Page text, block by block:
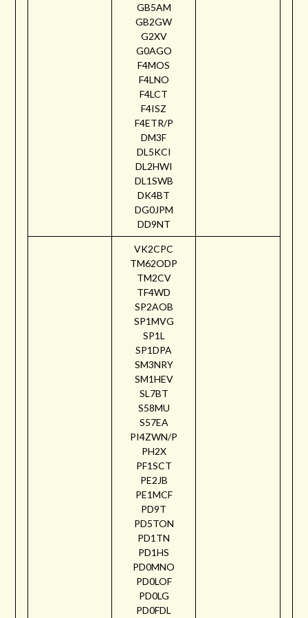
GB5AM
GB2GW
G2XV
G0AGO
F4MOS
F4LNO
F4LCT
F4ISZ
F4ETR/P
DM3F
DL5KCI
DL2HWI
DL1SWB
DK4BT
DG0JPM
DD9NT
VK2CPC
TM62ODP
TM2CV
TF4WD
SP2AOB
SP1MVG
SP1L
SP1DPA
SM3NRY
SM1HEV
SL7BT
S58MU
S57EA
PI4ZWN/P
PH2X
PF1SCT
PE2JB
PE1MCF
PD9T
PD5TON
PD1TN
PD1HS
PD0MNO
PD0LOF
PD0LG
PD0FDL